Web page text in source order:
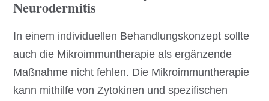
Neurodermitis
In einem individuellen Behandlungskonzept sollte
auch die Mikroimmuntherapie als ergänzende
Maßnahme nicht fehlen. Die Mikroimmuntherapie
kann mithilfe von Zytokinen und spezifischen